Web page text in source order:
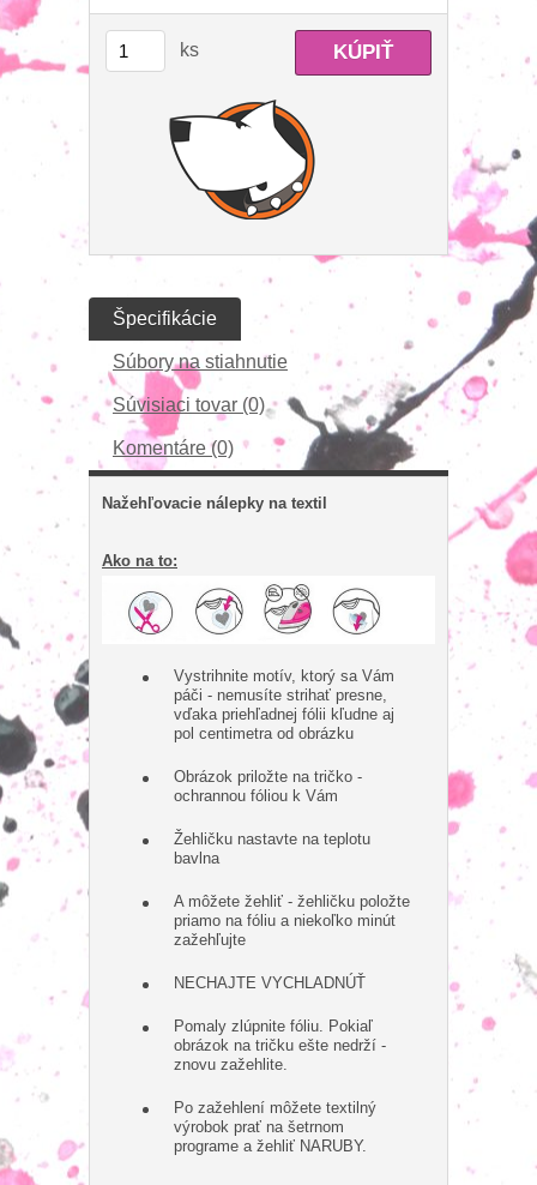
ks
Špecifikácie
Súbory na stiahnutie
Súvisiaci tovar (0)
Komentáre (0)
Nažehľovacie nálepky na textil
Ako na to:
Vystrihnite motív, ktorý sa Vám
páči - nemusíte strihať presne,
vďaka priehľadnej fólii kľudne aj
pol centimetra od obrázku
Obrázok priložte na tričko -
ochrannou fóliou k Vám
Žehličku nastavte na teplotu
bavlna
A môžete žehliť - žehličku položte
priamo na fóliu a niekoľko minút
zažehľujte
NECHAJTE VYCHLADNÚŤ
Pomaly zlúpnite fóliu. Pokiaľ
obrázok na tričku ešte nedrží -
znovu zažehlite.
Po zažehlení môžete textilný
výrobok prať na šetrnom
programe a žehliť NARUBY.